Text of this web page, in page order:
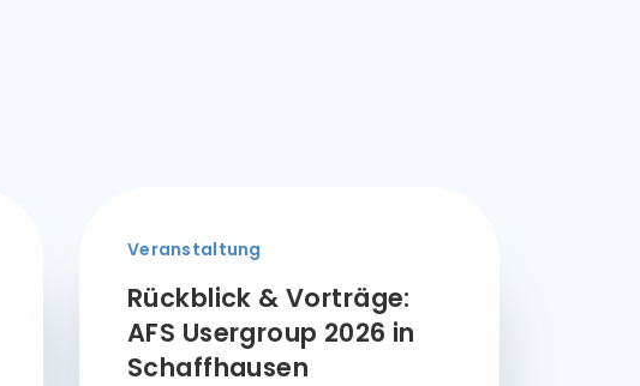
Veranstaltung
Rückblick & Vorträge:
AFS Usergroup 2026 in
Schaffhausen